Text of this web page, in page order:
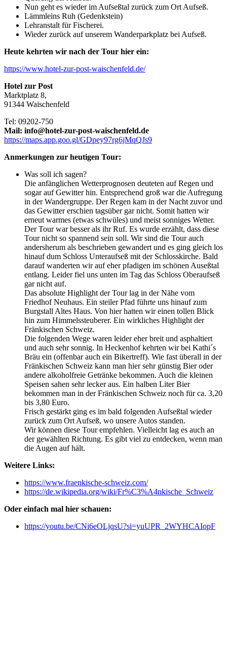
Nun geht es wieder im Aufseßtal zurück zum Ort Aufseß.
Lämmleins Ruh (Gedenkstein)
Lehranstalt für Fischerei.
Wieder zurück auf unserem Wanderparkplatz bei Aufseß.
Heute kehrten wir nach der Tour hier ein:
https://www.hotel-zur-post-waischenfeld.de/
Hotel zur Post
Marktplatz 8,
91344 Waischenfeld
Tel: 09202-750
Mail: info@hotel-zur-post-waischenfeld.de
https://maps.app.goo.gl/GDpey97rg6jMqQJs9
Anmerkungen zur heutigen Tour:
Was soll ich sagen?
Die anfänglichen Wetterprognosen deuteten auf Regen und
sogar auf Gewitter hin. Entsprechend groß war die Aufregung
in der Wandergruppe. Der Regen kam in der Nacht zuvor und
das Gewitter erschien tagsüber gar nicht. Somit hatten wir
erneut warmes (etwas schwüles) und meist sonniges Wetter.
Der Tour war besser als ihr Ruf. Es wurde erzählt, dass diese
Tour nicht so spannend sein soll. Wir sind die Tour auch
andersherum als beschrieben gewandert und es ging gleich los
hinauf dum Schloss Unteraufseß mit der Schlosskirche. Bald
darauf wanderten wir auf eher pfadigen im schönen Auseßtal
entlang. Leider fiel uns unten im Tag das Schloss Oberaufseß
gar nicht auf.
Das absolute Highlight der Tour lag in der Nähe vom
Friedhof Neuhaus. Ein steiler Pfad führte uns hinauf zum
Burgstall Altes Haus. Von hier hatten wir einen tollen Blick
hin zum Himmelssteuberer. Ein wirkliches Highlight der
Fränkischen Schweiz.
Die folgenden Wege waren leider eher breit und asphaltiert
und auch sehr sonnig. In Heckenhof kehrten wir bei Kathi´s
Bräu ein (offenbar auch ein Bikertreff). Wie fast überall in der
Fränkischen Schweiz kann man hier sehr günstig Bier oder
andere alkoholfreie Getränke bekommen. Auch die kleinen
Speisen sahen sehr lecker aus. Ein halben Liter Bier
bekommen man in der Fränkischen Schweiz noch für ca. 3,20
bis 3,80 Euro.
Frisch gestärkt ging es im bald folgenden Aufseßtal wieder
zurück zum Ort Aufseß, wo unsere Autos standen.
Wir können diese Tour empfehlen. Vielleicht lag es auch an
der gewählten Richtung. Es gibt viel zu entdecken, wenn man
die Augen auf hält.
Weitere Links:
https://www.fraenkische-schweiz.com/
https://de.wikipedia.org/wiki/Fr%C3%A4nkische_Schweiz
Oder einfach mal hier schauen:
https://youtu.be/CNi6eOLjqsU?si=yuUPR_2WYHCAIopF